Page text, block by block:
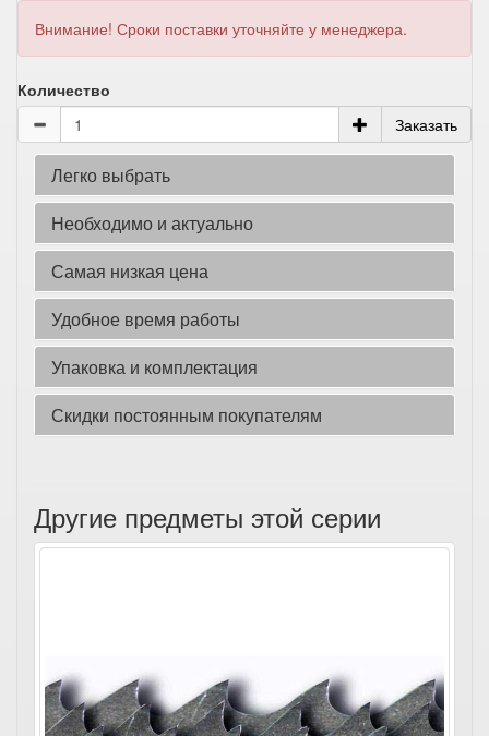
Внимание! Сроки поставки уточняйте у менеджера.
Количество
Заказать
Легко выбрать
Необходимо и актуально
Самая низкая цена
Удобное время работы
Упаковка и комплектация
Скидки постоянным покупателям
Другие предметы этой серии